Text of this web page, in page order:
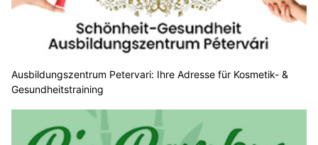
Ausbildungszentrum Petervari: Ihre Adresse für Kosmetik- &
Gesundheitstraining